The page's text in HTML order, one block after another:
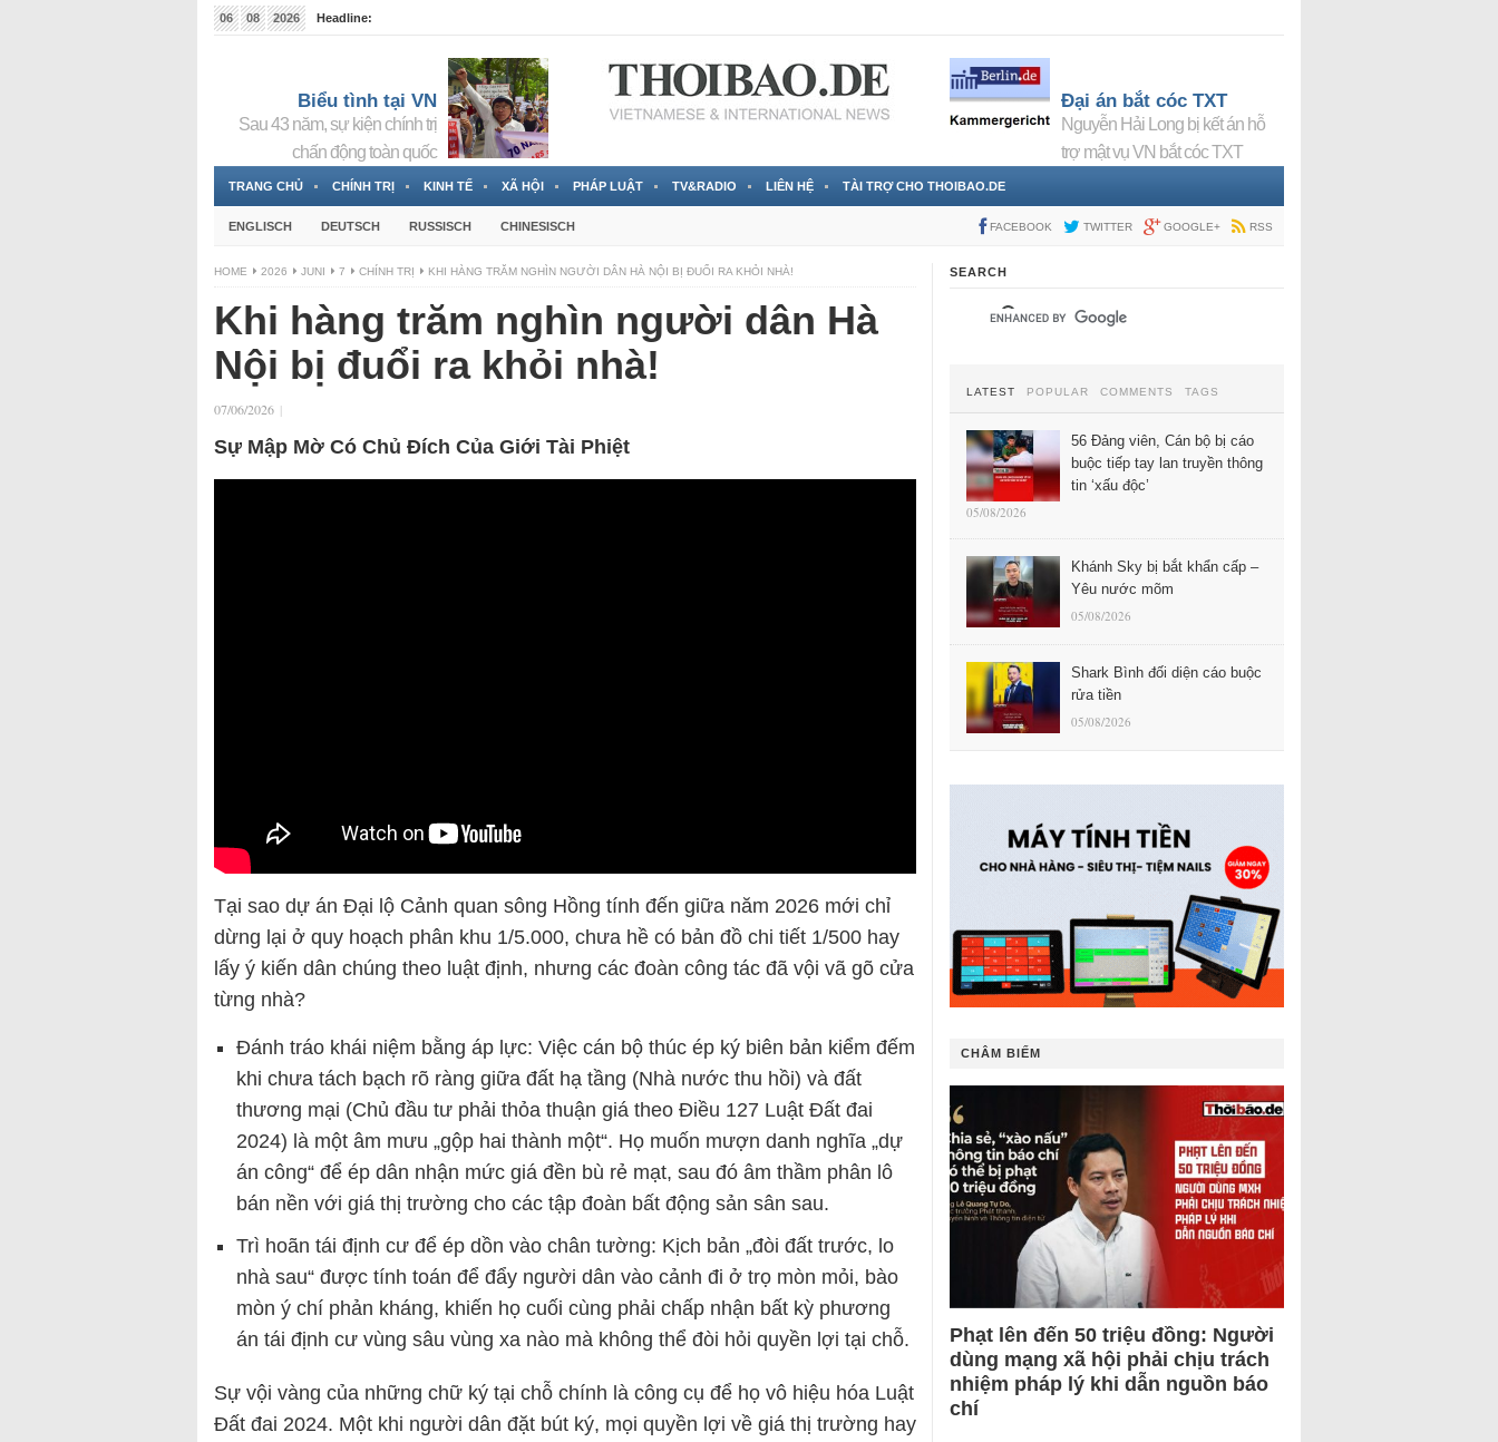
06 08 2026
Headline:
Biểu tình tại VN
Sau 43 năm, sự kiện chính trị
chấn động toàn quốc
Đại án bắt cóc TXT
Nguyễn Hải Long bị kết án hỗ
trợ mật vụ VN bắt cóc TXT
TRANG CHỦ CHÍNH TRỊ KINH TẾ XÃ HỘI PHÁP LUẬT TV&RADIO LIÊN HỆ TÀI TRỢ CHO THOIBAO.DE
ENGLISCH DEUTSCH RUSSISCH CHINESISCH FACEBOOK TWITTER GOOGLE+ RSS
HOME 2026 JUNI 7 CHÍNH TRỊ KHI HÀNG TRĂM NGHÌN NGƯỜI DÂN HÀ NỘI BỊ ĐUỔI RA KHỎI NHÀ!
Khi hàng trăm nghìn người dân Hà
Nội bị đuổi ra khỏi nhà!
07/06/2026 |
Sự Mập Mờ Có Chủ Đích Của Giới Tài Phiệt
Tại sao dự án Đại lộ Cảnh quan sông Hồng tính đến giữa năm 2026 mới chỉ
dừng lại ở quy hoạch phân khu 1/5.000, chưa hề có bản đồ chi tiết 1/500 hay
lấy ý kiến dân chúng theo luật định, nhưng các đoàn công tác đã vội vã gõ cửa
từng nhà?
Đánh tráo khái niệm bằng áp lực: Việc cán bộ thúc ép ký biên bản kiểm đếm
khi chưa tách bạch rõ ràng giữa đất hạ tầng (Nhà nước thu hồi) và đất
thương mại (Chủ đầu tư phải thỏa thuận giá theo Điều 127 Luật Đất đai
2024) là một âm mưu „gộp hai thành một“. Họ muốn mượn danh nghĩa „dự
án công“ để ép dân nhận mức giá đền bù rẻ mạt, sau đó âm thầm phân lô
bán nền với giá thị trường cho các tập đoàn bất động sản sân sau.
Trì hoãn tái định cư để ép dồn vào chân tường: Kịch bản „đòi đất trước, lo
nhà sau“ được tính toán để đẩy người dân vào cảnh đi ở trọ mòn mỏi, bào
mòn ý chí phản kháng, khiến họ cuối cùng phải chấp nhận bất kỳ phương
án tái định cư vùng sâu vùng xa nào mà không thể đòi hỏi quyền lợi tại chỗ.
Sự vội vàng của những chữ ký tại chỗ chính là công cụ để họ vô hiệu hóa Luật
Đất đai 2024. Một khi người dân đặt bút ký, mọi quyền lợi về giá thị trường hay
SEARCH
LATEST POPULAR COMMENTS TAGS
56 Đảng viên, Cán bộ bị cáo
buộc tiếp tay lan truyền thông
tin ‘xấu độc’
05/08/2026
Khánh Sky bị bắt khẩn cấp –
Yêu nước mõm
05/08/2026
Shark Bình đối diện cáo buộc
rửa tiền
05/08/2026
CHÂM BIẾM
Phạt lên đến 50 triệu đồng: Người
dùng mạng xã hội phải chịu trách
nhiệm pháp lý khi dẫn nguồn báo
chí